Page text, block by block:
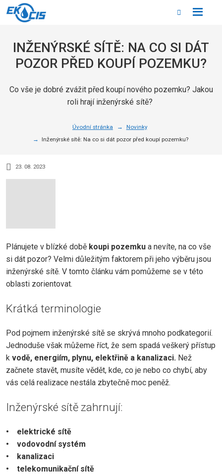
INŽENÝRSKÉ SÍTĚ: NA CO SI DÁT
POZOR PŘED KOUPÍ POZEMKU?
Co vše je dobré zvážit před koupí nového pozemku? Jakou
roli hrají inženýrské sítě?
Úvodní stránka
Novinky
Inženýrské sítě: Na co si dát pozor před koupí pozemku?
23. 08. 2023
Plánujete v blízké době koupi pozemku a nevíte, na co vše
si dát pozor? Velmi důležitým faktorem při jeho výběru jsou
inženýrské sítě. V tomto článku vám pomůžeme se v této
oblasti zorientovat.
Krátká terminologie
Pod pojmem inženýrské sítě se skrývá mnoho podkategorií.
Jednoduše však můžeme říct, že sem spadá veškerý přístup
k vodě, energiím, plynu, elektřině a kanalizaci. Než
začnete stavět, musíte vědět, kde, co je nebo co chybí, aby
vás celá realizace nestála zbytečně moc peněž.
Inženýrské sítě zahrnují:
• elektrické sítě
• vodovodní systém
• kanalizaci
• telekomunikační sítě